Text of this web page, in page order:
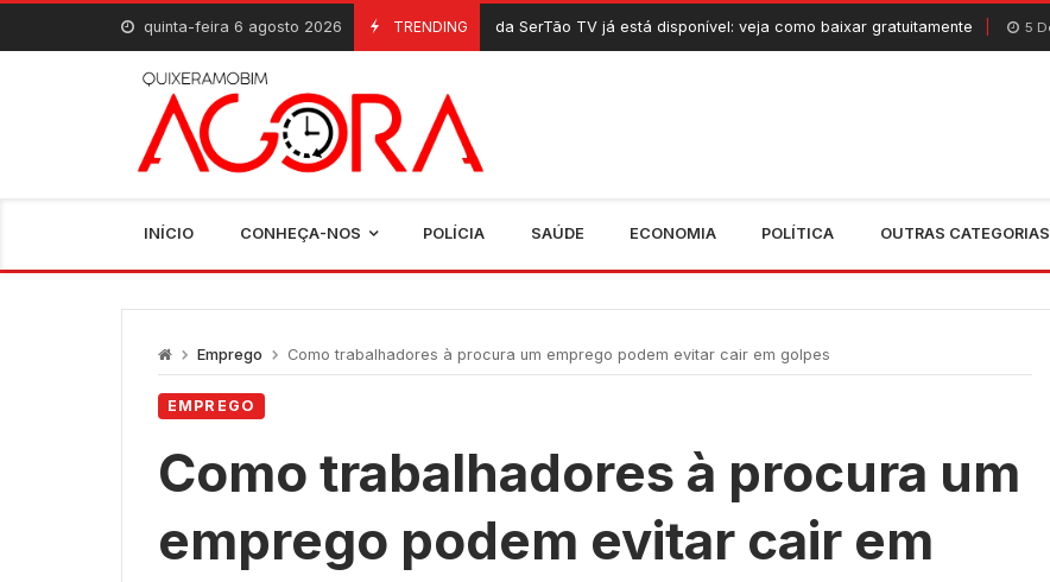
Skip
content
quinta-feira 6 agosto 2026 TRENDING
5 De Agosto, 2026 Aplicativo da SerTão TV já está disponível: veja como baixar gratuitamente 5 De Agosto, 2026
INÍCIO CONHEÇA-NOS POLÍCIA SAÚDE ECONOMIA POLÍTICA OUTRAS CATEGORIAS
Emprego Como trabalhadores à procura um emprego podem evitar cair em golpes
EMPREGO
Como trabalhadores à procura um
emprego podem evitar cair em